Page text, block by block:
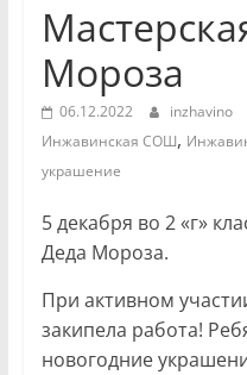
Мороза
06.12.2022 inzhavino
Инжавинская СОШ,
украшение
5 декабря во 2 «г»
Деда Мороза.
При активном
закипела работа!
новогодние